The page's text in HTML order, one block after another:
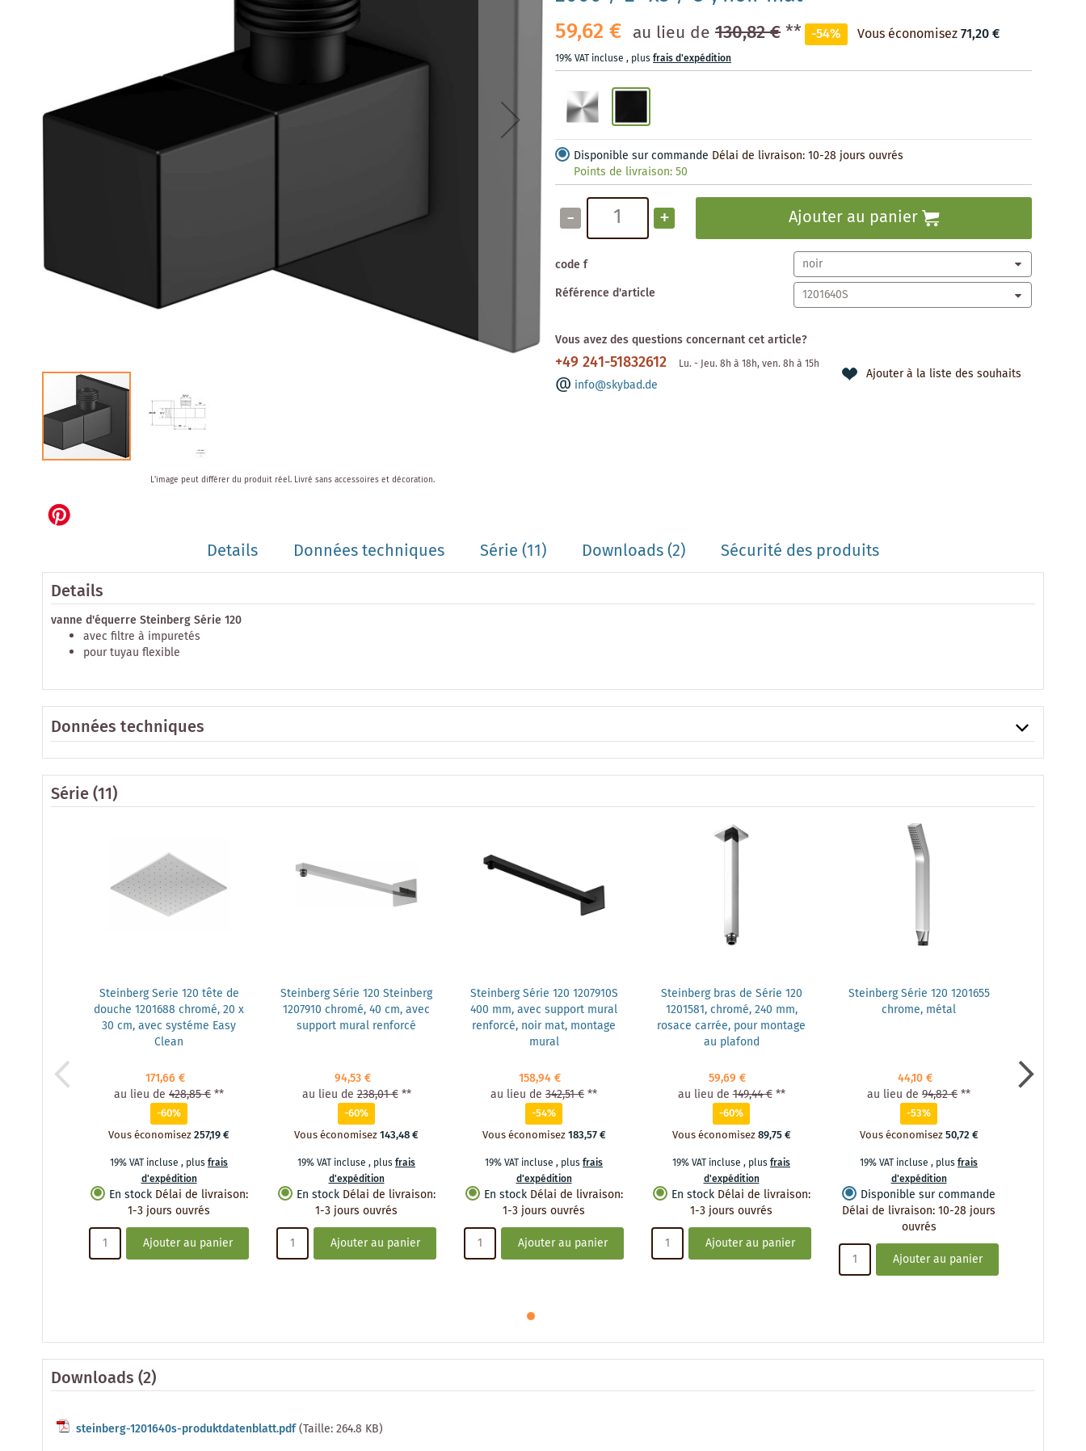
59,62 € au lieu de 130,82 €** -54% Vous économisez71,20 €
19% VAT incluse , plusfrais d'expédition
Disponible sur commande Délai de livraison: 10-28 jours ouvrés
Points de livraison:50
- + Ajouter au panier
code f
Référence d'article
Vous avez des questions concernant cet article?
+49 241-51832612 Lu. - Jeu. 8h à 18h, ven. 8h à 15h
info@skybad.de
Ajouter à la liste des souhaits
the
beginning
gallery
L'image peut différer du produit réel. Livré sans accessoires et décoration.
Details Données techniques Série(11) Downloads (2)
Sécurité des produits
Details
vanne d'équerre Steinberg Série 120
avec filtre à impuretés
pour tuyau flexible
Données techniques
Série(11)
Steinberg Serie 120 tête de
douche 1201688 chromé, 20 x
30 cm, avec systéme Easy
Clean
171,66 €
au lieu de 428,85 €**
-60%
Vous économisez257,19 €
19% VAT incluse , plusfrais
d'expédition
En stock Délai de livraison:
1-3 jours ouvrés
Ajouter au panier
Steinberg Série 120 Steinberg
1207910 chromé, 40 cm, avec
support mural renforcé
94,53 €
au lieu de 238,01 € **
-60%
Vous économisez143,48 €
19% VAT incluse , plusfrais
d'expédition
En stock Délai de livraison:
1-3 jours ouvrés
Ajouter au panier
Steinberg Série 120 1207910S
400 mm, avec support mural
renforcé, noir mat, montage
mural
158,94 €
au lieu de 342,51 €**
-54%
Vous économisez183,57 €
19% VAT incluse , plusfrais
d'expédition
En stock Délai de livraison:
1-3 jours ouvrés
Ajouter au panier
Steinberg bras de Série 120
1201581, chromé, 240 mm,
rosace carrée, pour montage
au plafond
59,69 €
au lieu de 149,44 € **
-60%
Vous économisez89,75 €
19% VAT incluse , plusfrais
d'expédition
En stock Délai de livraison:
1-3 jours ouvrés
Ajouter au panier
Steinberg Série 120 1201655
chrome, métal
44,10 €
au lieu de 94,82 €**
-53%
Vous économisez50,72 €
19% VAT incluse , plusfrais
d'expédition
Disponible sur commande
Délai de livraison:10-28 jours
ouvrés
Ajouter au panier
Downloads (2)
steinberg-1201640s-produktdatenblatt.pdf(Taille: 264.8 KB)